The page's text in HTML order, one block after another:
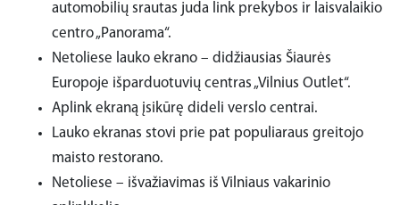
automobilių srautas juda link prekybos ir laisvalaikio
centro „Panorama“.
Netoliese lauko ekrano – didžiausias Šiaurės
Europoje išparduotuvių centras „Vilnius Outlet“.
Aplink ekraną įsikūrę dideli verslo centrai.
Lauko ekranas stovi prie pat populiaraus greitojo
maisto restorano.
Netoliese – išvažiavimas iš Vilniaus vakarinio